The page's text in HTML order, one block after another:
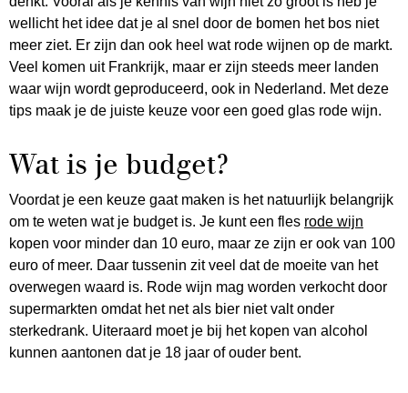
wellicht het idee dat je al snel door de bomen het bos niet
meer ziet. Er zijn dan ook heel wat rode wijnen op de markt.
Veel komen uit Frankrijk, maar er zijn steeds meer landen
waar wijn wordt geproduceerd, ook in Nederland. Met deze
tips maak je de juiste keuze voor een goed glas rode wijn.
Wat is je budget?
Voordat je een keuze gaat maken is het natuurlijk belangrijk
om te weten wat je budget is. Je kunt een fles rode wijn
kopen voor minder dan 10 euro, maar ze zijn er ook van 100
euro of meer. Daar tussenin zit veel dat de moeite van het
overwegen waard is. Rode wijn mag worden verkocht door
supermarkten omdat het net als bier niet valt onder
sterkedrank. Uiteraard moet je bij het kopen van alcohol
kunnen aantonen dat je 18 jaar of ouder bent.